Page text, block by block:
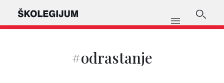
#odrastanje